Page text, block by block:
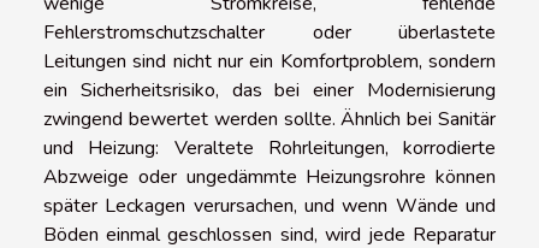
Fehlerstromschutzschalter oder überlastete
Leitungen sind nicht nur ein Komfortproblem, sondern
ein Sicherheitsrisiko, das bei einer Modernisierung
zwingend bewertet werden sollte. Ähnlich bei Sanitär
und Heizung: Veraltete Rohrleitungen, korrodierte
Abzweige oder ungedämmte Heizungsrohre können
später Leckagen verursachen, und wenn Wände und
Böden einmal geschlossen sind, wird jede Reparatur